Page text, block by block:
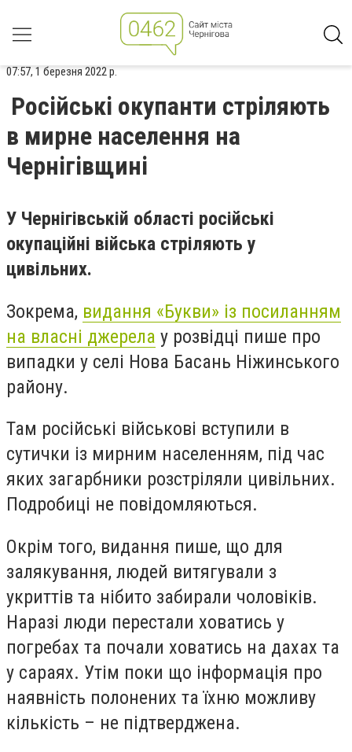
07:57, 1 березня 2022 р.
Російські окупанти стріляють
в мирне населення на
Чернігівщині
У Чернігівській області російські
окупаційні війська стріляють у
цивільних.
Зокрема, видання «Букви» із посиланням
на власні джерела у розвідці пише про
випадки у селі Нова Басань Ніжинського
району.
Там російські військові вступили в
сутички із мирним населенням, під час
яких загарбники розстріляли цивільних.
Подробиці не повідомляються.
Окрім того, видання пише, що для
залякування, людей витягували з
укриттів та нібито забирали чоловіків.
Наразі люди перестали ховатись у
погребах та почали ховатись на дахах та
у сараях. Утім поки що інформація про
наявність полонених та їхню можливу
кількість – не підтверджена.